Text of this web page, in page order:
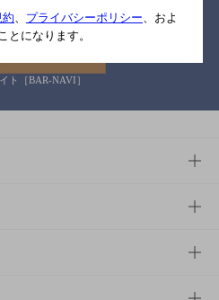
ト［BAR-NAVI］
プライバシーポリシー 、およ
とになります。